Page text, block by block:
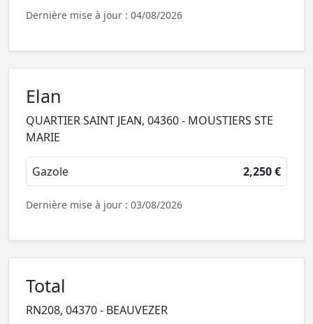
Dernière mise à jour : 04/08/2026
Elan
QUARTIER SAINT JEAN, 04360 - MOUSTIERS STE
MARIE
Gazole 2,250 €
Dernière mise à jour : 03/08/2026
Total
RN208, 04370 - BEAUVEZER